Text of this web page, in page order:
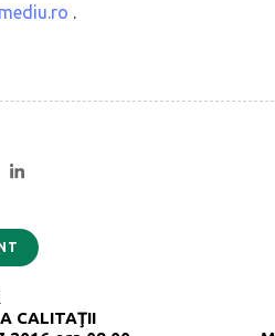
.
CALITAŢII